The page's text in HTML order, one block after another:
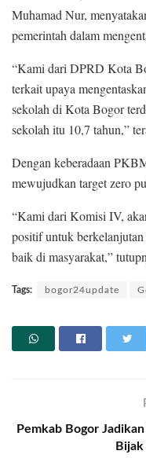
Muhamad Nur,
pemerintah dalam
“Kami dari DPRD Kota
terkait upaya
sekolah di Kota Bogor
sekolah itu 10,7 tahun,”
Dengan keberadaan
mewujudkan target zero
“Kami dari Komisi IV,
positif untuk
baik di masyarakat,”
Tags: bogor24update
Pemkab Bogor
Bijak